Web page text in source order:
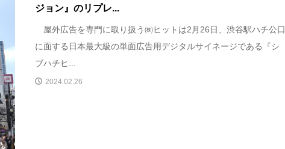
ジョン』のリプレ...
屋外広告を専門に取り扱う㈱ヒットは2月26日、渋谷駅ハチ公口
に面する日本最大級の単面広告用デジタルサイネージである『シ
ブハチヒ...
2024.02.26